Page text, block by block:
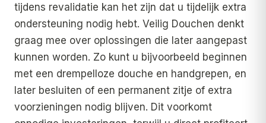
tijdens revalidatie kan het zijn dat u tijdelijk extra
ondersteuning nodig hebt. Veilig Douchen denkt
graag mee over oplossingen die later aangepast
kunnen worden. Zo kunt u bijvoorbeeld beginnen
met een drempelloze douche en handgrepen, en
later besluiten of een permanent zitje of extra
voorzieningen nodig blijven. Dit voorkomt